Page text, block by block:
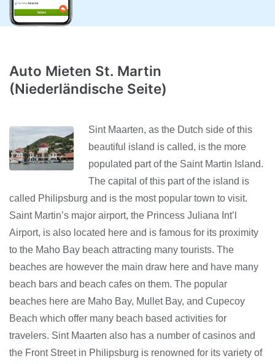
Auto Mieten St. Martin
(Niederländische Seite)
Sint Maarten, as the Dutch side of this
beautiful island is called, is the more
populated part of the Saint Martin Island.
The capital of this part of the island is
called Philipsburg and is the most popular town to visit.
Saint Martin’s major airport, the Princess Juliana Int’l
Airport, is also located here and is famous for its proximity
to the Maho Bay beach attracting many tourists. The
beaches are however the main draw here and have many
beach bars and beach cafes on them. The popular
beaches here are Maho Bay, Mullet Bay, and Cupecoy
Beach which offer many beach based activities for
travelers. Sint Maarten also has a number of casinos and
the Front Street in Philipsburg is renowned for its variety of